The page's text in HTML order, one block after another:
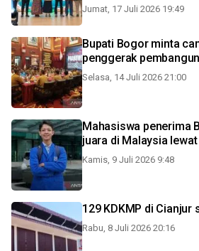
Jumat, 17 Juli 2026 19:49
Bupati Bogor minta
penggerak
Selasa, 14 Juli 2026 21:00
Mahasiswa penerima
juara di Malaysia
Kamis, 9 Juli 2026 9:48
129 KDKMP di Cianjur
Rabu, 8 Juli 2026 20:16